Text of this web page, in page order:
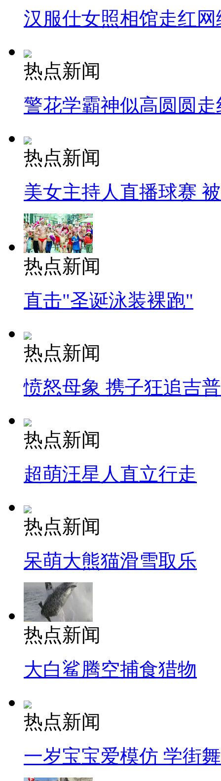
汉服仕女照相馆走红网
热点新闻
警花学霸神似高圆圆走
热点新闻
美女主持人直播球赛
热点新闻
直击"圣诞泳装裸跑"
热点新闻
愤怒母象 携子狂追吉
热点新闻
超萌汪星人直立行走
热点新闻
呆萌大熊猫滑雪取乐
热点新闻
大白鲨腾空捕食猎物
热点新闻
一岁宝宝爱模仿 学街